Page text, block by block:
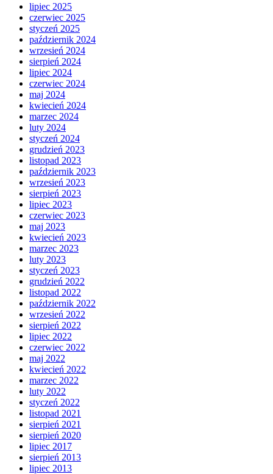
lipiec 2025
czerwiec 2025
styczeń 2025
październik 2024
wrzesień 2024
sierpień 2024
lipiec 2024
czerwiec 2024
maj 2024
kwiecień 2024
marzec 2024
luty 2024
styczeń 2024
grudzień 2023
listopad 2023
październik 2023
wrzesień 2023
sierpień 2023
lipiec 2023
czerwiec 2023
maj 2023
kwiecień 2023
marzec 2023
luty 2023
styczeń 2023
grudzień 2022
listopad 2022
październik 2022
wrzesień 2022
sierpień 2022
lipiec 2022
czerwiec 2022
maj 2022
kwiecień 2022
marzec 2022
luty 2022
styczeń 2022
listopad 2021
sierpień 2021
sierpień 2020
lipiec 2017
sierpień 2013
lipiec 2013